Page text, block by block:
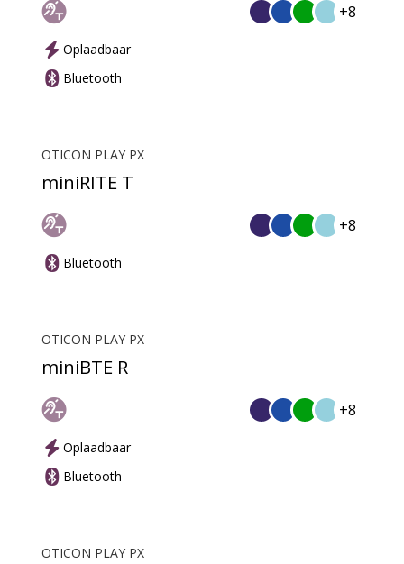
+8
Oplaadbaar
Bluetooth
OTICON PLAY PX
miniRITE T
+8
Bluetooth
OTICON PLAY PX
miniBTE R
+8
Oplaadbaar
Bluetooth
OTICON PLAY PX